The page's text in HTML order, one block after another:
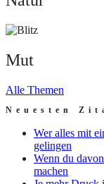
Mut
Mut
Alle Themen
Neuesten
Wer alles mit
gelingen
Wenn du
machen